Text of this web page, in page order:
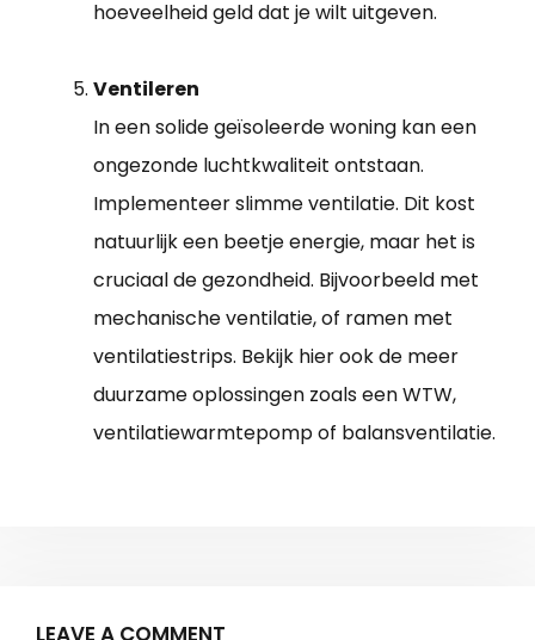
hoeveelheid geld dat je wilt uitgeven.
Ventileren
In een solide geïsoleerde woning kan een
ongezonde luchtkwaliteit ontstaan.
Implementeer slimme ventilatie. Dit kost
natuurlijk een beetje energie, maar het is
cruciaal de gezondheid. Bijvoorbeeld met
mechanische ventilatie, of ramen met
ventilatiestrips. Bekijk hier ook de meer
duurzame oplossingen zoals een WTW,
ventilatiewarmtepomp of balansventilatie.
LEAVE A COMMENT